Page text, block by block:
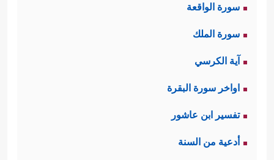
سورة الواقعة
سورة الملك
آية الكرسي
اواخر سورة البقرة
تفسير ابن عاشور
أدعية من السنة